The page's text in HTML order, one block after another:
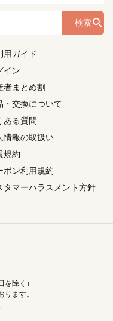
検索
用ガイド
イン
者まとめ割
・交換について
ある質問
情報の取扱い
規約
ポン利用規約
タマーハラスメント方針
除く）
ます。